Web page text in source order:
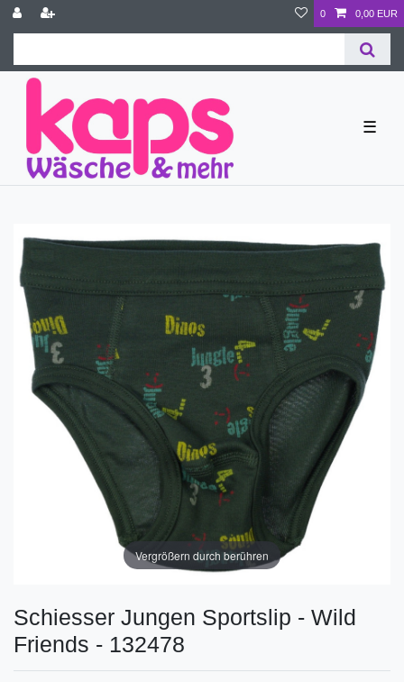
0 0,00 EUR
☰
Vergrößern durch berühren
Schiesser Jungen Sportslip - Wild
Friends - 132478